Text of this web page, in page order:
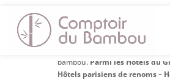
Le Groupe hôtelier B Signature
Comptoir du Bambou pour
bambou. Parmi les Hôtels du
Hôtels parisiens de renoms –